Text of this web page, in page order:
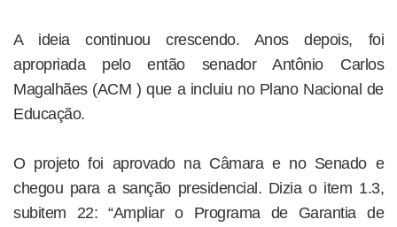
A ideia continuou crescendo. Anos depois, foi
apropriada pelo então senador Antônio Carlos
Magalhães (ACM ) que a incluiu no Plano Nacional de
Educação.
O projeto foi aprovado na Câmara e no Senado e
chegou para a sanção presidencial. Dizia o item 1.3,
subitem 22: “Ampliar o Programa de Garantia de